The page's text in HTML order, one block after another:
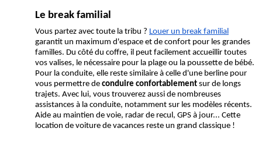
Le break familial
Vous partez avec toute la tribu ? Louer un break familial
garantit un maximum d'espace et de confort pour les grandes
familles. Du côté du coffre, il peut facilement accueillir toutes
vos valises, le nécessaire pour la plage ou la poussette de bébé.
Pour la conduite, elle reste similaire à celle d'une berline pour
vous permettre de conduire confortablement sur de longs
trajets. Avec lui, vous trouverez aussi de nombreuses
assistances à la conduite, notamment sur les modèles récents.
Aide au maintien de voie, radar de recul, GPS à jour... Cette
location de voiture de vacances reste un grand classique !